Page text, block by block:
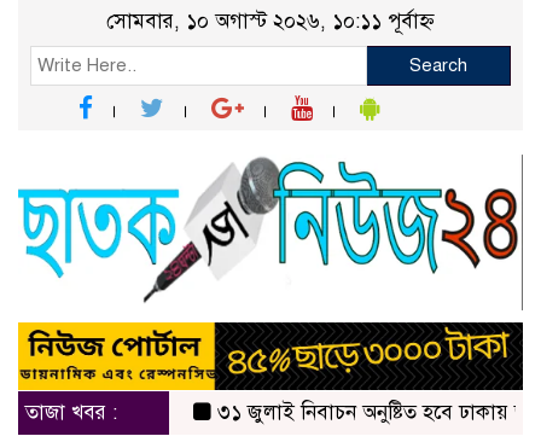
সোমবার, ১০ অগাস্ট ২০২৬, ১০:১১ পূর্বাহ্ন
Search
তাজা খবর : ৩১ জুলাই নিবাচন অনু‌ষ্টিত হ‌বে ঢাকায়